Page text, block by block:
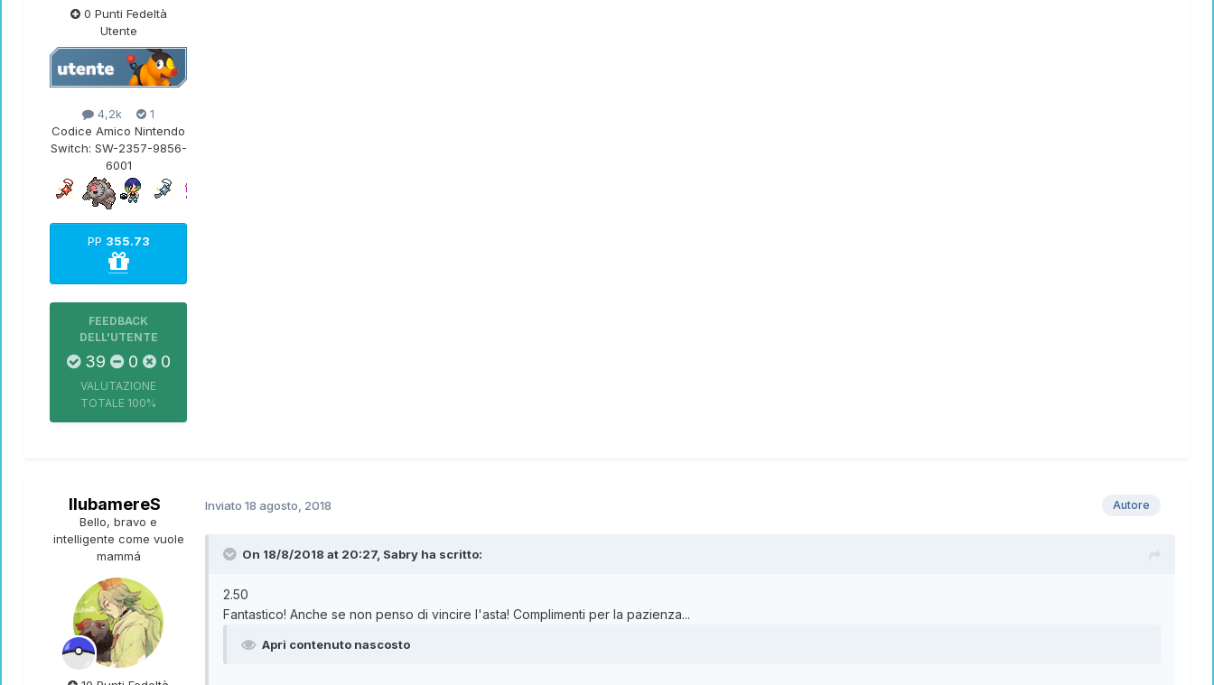
0 Punti Fedeltà
Utente
4,2k
1
Codice Amico Nintendo
Switch: SW-2357-9856-
6001
PP 355.73
FEEDBACK
DELL'UTENTE
39 0 0
VALUTAZIONE
TOTALE 100%
llubamereS
Bello, bravo e
intelligente come vuole
mammá
Autore
Inviato 18 agosto, 2018
On 18/8/2018 at 20:27, Sabry ha scritto:
2.50
Fantastico! Anche se non penso di vincire l'asta! Complimenti per la pazienza...
Apri contenuto nascosto